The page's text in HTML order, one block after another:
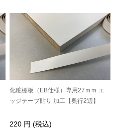
化粧棚板（EB仕様）専用27ｍｍ エ
ッジテープ貼り 加工【奥行2辺】
220 円 (税込)